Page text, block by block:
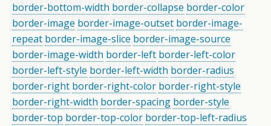
border-bottom-width border-collapse border-color
border-image border-image-outset border-image-
repeat border-image-slice border-image-source
border-image-width border-left border-left-color
border-left-style border-left-width border-radius
border-right border-right-color border-right-style
border-right-width border-spacing border-style
border-top border-top-color border-top-left-radius